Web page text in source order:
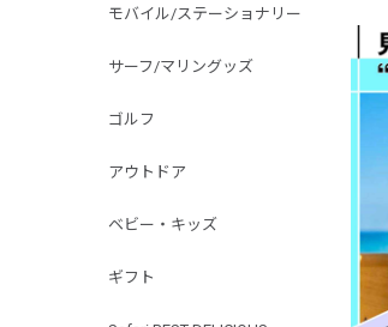
モバイル/ステーショナリー
サーフ/マリングッズ
ゴルフ
アウトドア
ベビー・キッズ
ギフト